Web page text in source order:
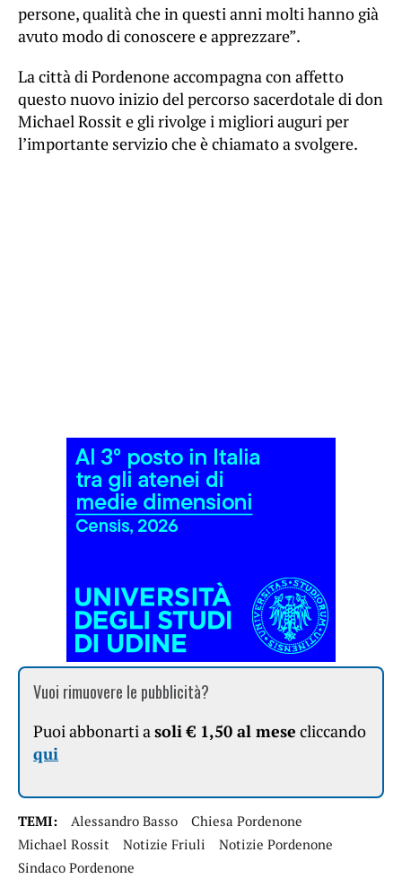
persone, qualità che in questi anni molti hanno già
avuto modo di conoscere e apprezzare”.
La città di Pordenone accompagna con affetto
questo nuovo inizio del percorso sacerdotale di don
Michael Rossit e gli rivolge i migliori auguri per
l’importante servizio che è chiamato a svolgere.
Vuoi rimuovere le pubblicità?
Puoi abbonarti a soli € 1,50 al mese cliccando
qui
TEMI: Alessandro Basso
Chiesa Pordenone
Michael Rossit
Notizie Friuli
Notizie Pordenone
Sindaco Pordenone